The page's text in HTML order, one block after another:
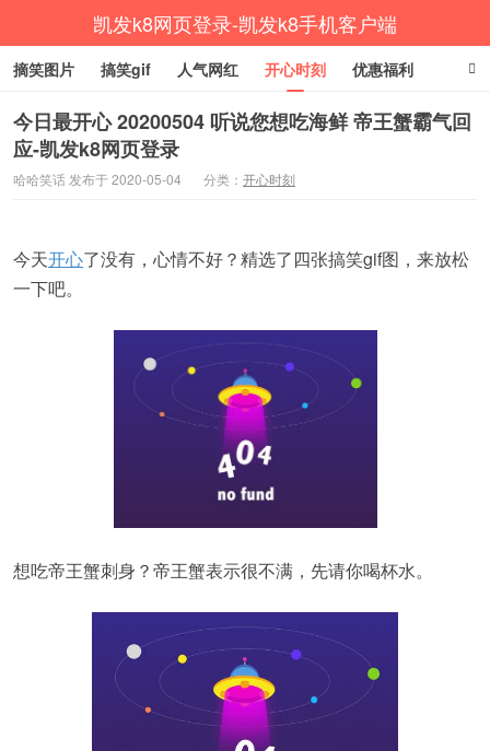
凯发k8网页登录-凯发k8手机客户端
摘笑图片 搞笑gif 人气网红 开心时刻 优惠福利
杂七杂八 放松一下 生活健康 涨姿势
今日最开心 20200504 听说您想吃海鲜 帝王蟹霸气回
应-凯发k8网页登录
哈哈笑话 发布于 2020-05-04 分类： 开心时刻
今天开心了没有，心情不好？精选了四张搞笑gif图，来放松
一下吧。
想吃帝王蟹刺身？帝王蟹表示很不满，先请你喝杯水。